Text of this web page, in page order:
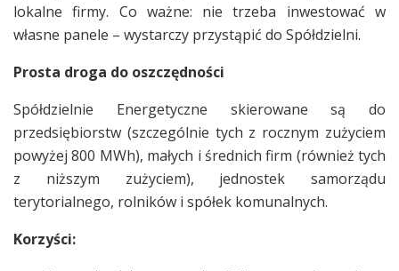
lokalne firmy. Co ważne: nie trzeba inwestować w
własne panele – wystarczy przystąpić do Spółdzielni.
Prosta droga do oszczędności
Spółdzielnie Energetyczne skierowane są do
przedsiębiorstw (szczególnie tych z rocznym zużyciem
powyżej 800 MWh), małych i średnich firm (również tych
z niższym zużyciem), jednostek samorządu
terytorialnego, rolników i spółek komunalnych.
Korzyści: